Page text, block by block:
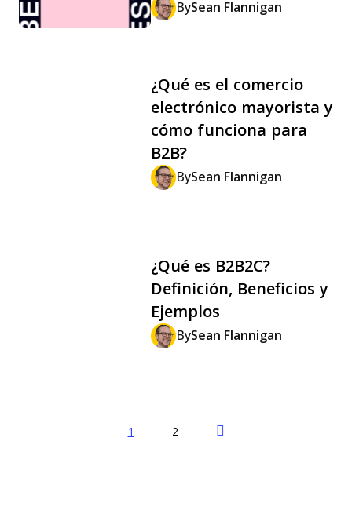
BySean Flannigan
¿Qué es el comercio
electrónico mayorista y
cómo funciona para
B2B?
BySean Flannigan
¿Qué es B2B2C?
Definición, Beneficios y
Ejemplos
BySean Flannigan
1 2